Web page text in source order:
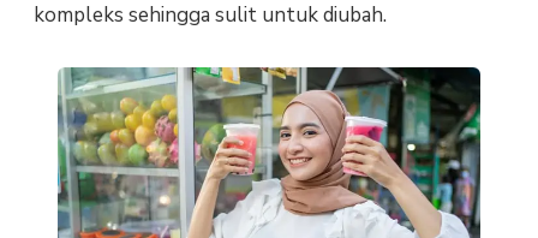
kompleks sehingga sulit untuk diubah.